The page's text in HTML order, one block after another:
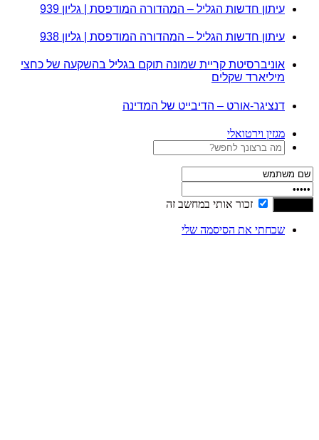
עיתון חדשות הגליל – המהדורה המודפסת | גליון 939
עיתון חדשות הגליל – המהדורה המודפסת | גליון 938
אוניברסיטת קריית שמונה תוקם בגליל בהשקעה של כחצי
מיליארד שקלים
דנציגר-אורט – הדיבייט של המדינה
מגזין וירטואלי
זכור אותי במחשב זה
שכחתי את הסיסמה שלי